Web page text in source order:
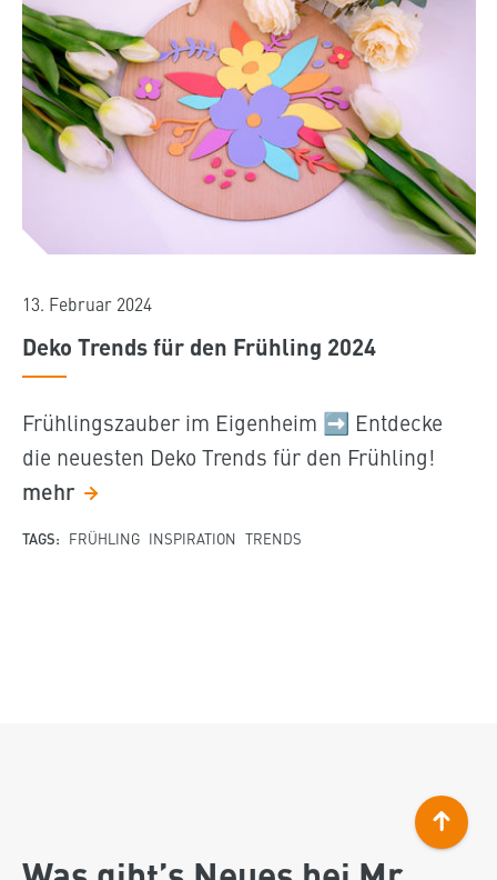
13. Februar 2024
Deko Trends für den Frühling 2024
Frühlingszauber im Eigenheim ➡️ Entdecke
die neuesten Deko Trends für den Frühling!
mehr
TAGS: FRÜHLING INSPIRATION TRENDS